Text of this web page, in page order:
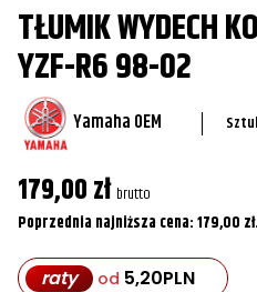
TŁUMIK WYDECH
YZF-R6 98-02
Yamaha OEM
179,00zł brutto
Poprzednia najniższa cena:179,00 zł.
raty od 5,20PLN